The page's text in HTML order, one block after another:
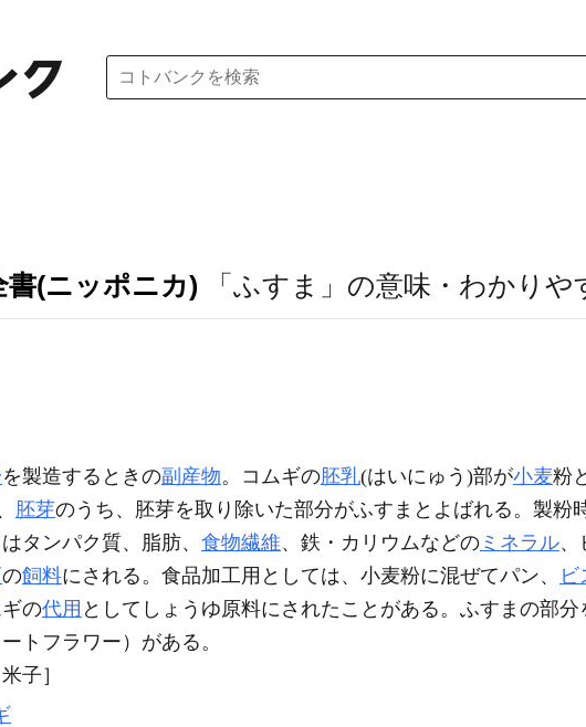
書(ニッポニカ) 「ふすま」の意味・わかりや
を製造するときの副産物。コムギの胚乳(はいにゅう)部が小麦粉
胚芽のうち、胚芽を取り除いた部分がふすまとよばれる。製粉
タンパク質、脂肪、 食物繊維、鉄・カリウムなどの ミネラル、
の飼料にされる。食品加工用としては、小麦粉に混ぜてパン、 ビ
の代用 としてしょうゆ原料にされたことがある。ふすまの部
トフラワー）がある。
子］